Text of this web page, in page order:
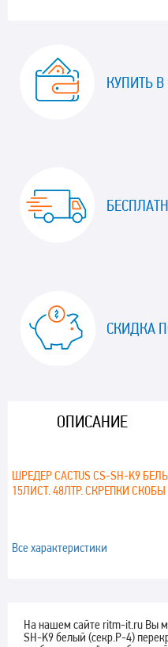
КУПИТЬ
СКИДКА
ОПИСАНИЕ
ШРЕДЕР CACTUS CS-SH-K9
15ЛИСТ. 48ЛТР. СКРЕПКИ
Все характеристики
На нашем сайте ritm-it.ru Вы
SH-K9 белый (секр.P-4)